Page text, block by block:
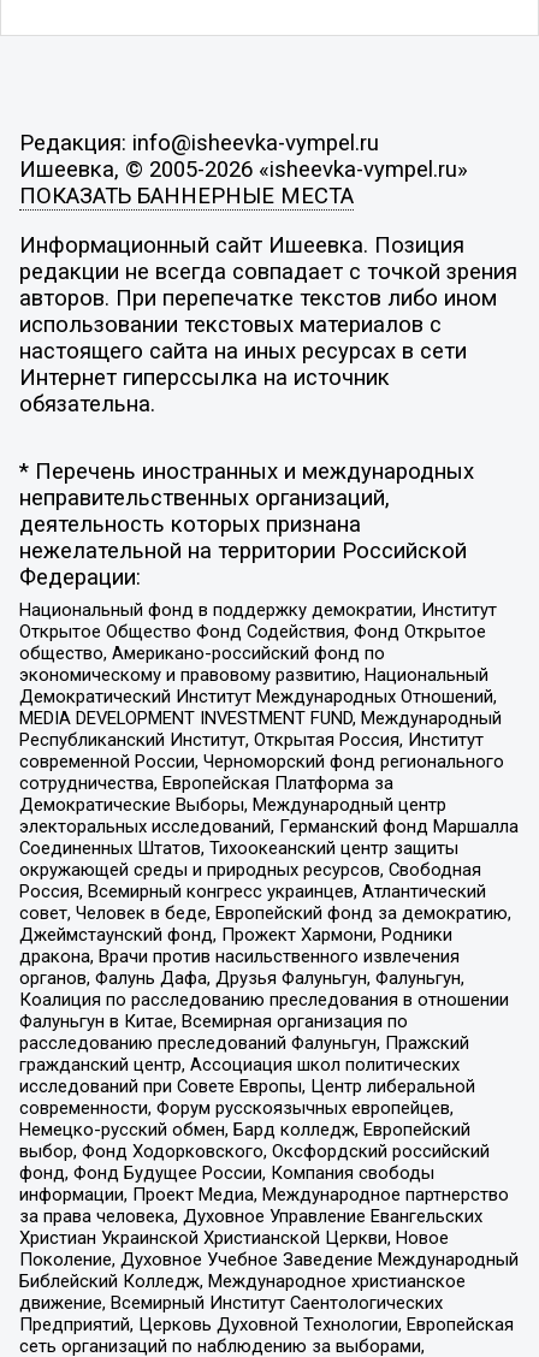
Редакция: info@isheevka-vympel.ru
Ишеевка, © 2005-2026 «isheevka-vympel.ru»
ПОКАЗАТЬ БАННЕРНЫЕ МЕСТА
Информационный сайт Ишеевка. Позиция
редакции не всегда совпадает с точкой зрения
авторов. При перепечатке текстов либо ином
использовании текстовых материалов с
настоящего сайта на иных ресурсах в сети
Интернет гиперссылка на источник
обязательна.
* Перечень иностранных и международных
неправительственных организаций,
деятельность которых признана
нежелательной на территории Российской
Федерации:
Национальный фонд в поддержку демократии, Институт
Открытое Общество Фонд Содействия, Фонд Открытое
общество, Американо-российский фонд по
экономическому и правовому развитию, Национальный
Демократический Институт Международных Отношений,
MEDIA DEVELOPMENT INVESTMENT FUND, Международный
Республиканский Институт, Открытая Россия, Институт
современной России, Черноморский фонд регионального
сотрудничества, Европейская Платформа за
Демократические Выборы, Международный центр
электоральных исследований, Германский фонд Маршалла
Соединенных Штатов, Тихоокеанский центр защиты
окружающей среды и природных ресурсов, Свободная
Россия, Всемирный конгресс украинцев, Атлантический
совет, Человек в беде, Европейский фонд за демократию,
Джеймстаунский фонд, Прожект Хармони, Родники
дракона, Врачи против насильственного извлечения
органов, Фалунь Дафа, Друзья Фалуньгун, Фалуньгун,
Коалиция по расследованию преследования в отношении
Фалуньгун в Китае, Всемирная организация по
расследованию преследований Фалуньгун, Пражский
гражданский центр, Ассоциация школ политических
исследований при Совете Европы, Центр либеральной
современности, Форум русскоязычных европейцев,
Немецко-русский обмен, Бард колледж, Европейский
выбор, Фонд Ходорковского, Оксфордский российский
фонд, Фонд Будущее России, Компания свободы
информации, Проект Медиа, Международное партнерство
за права человека, Духовное Управление Евангельских
Христиан Украинской Христианской Церкви, Новое
Поколение, Духовное Учебное Заведение Международный
Библейский Колледж, Международное христианское
движение, Всемирный Институт Саентологических
Предприятий, Церковь Духовной Технологии, Европейская
сеть организаций по наблюдению за выборами,